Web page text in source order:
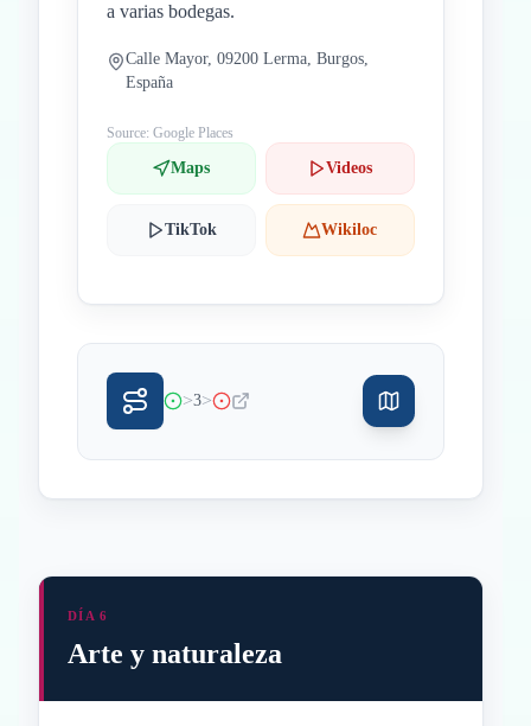
a varias bodegas.
Calle Mayor, 09200 Lerma, Burgos,
España
Source: Google Places
Maps Videos
TikTok Wikiloc
>3>
DÍA 6
Arte y naturaleza